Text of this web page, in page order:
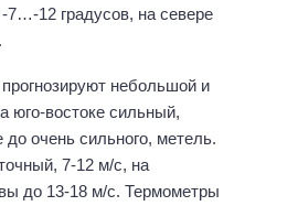
-7…-12 градусов, на севере
небольшой и
юго-востоке сильный,
до очень сильного, метель.
7-12 м/с, на
до 13-18 м/с. Термометры